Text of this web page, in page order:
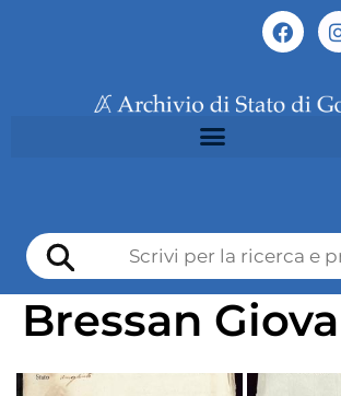
Bressan